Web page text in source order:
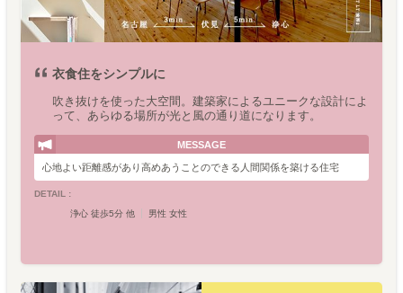
衣食住をシンプルに
吹き抜けを使った大空間。建築家によるユニークな設計によ
って、あらゆる場所が光と風の通り道になります。
MESSAGE
心地よい距離感があり高めあうことのできる人間関係を築ける住宅
DETAIL :
浄心 徒歩5分 他
男性 女性